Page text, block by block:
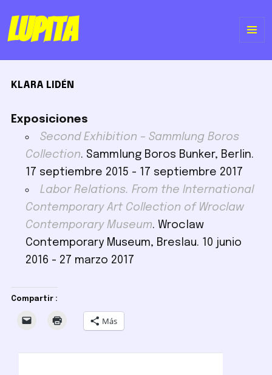
Lupita
KLARA LIDÉN
Exposiciones
Second Exhibition – Sammlung Boros
Collection. Sammlung Boros Bunker, Berlin.
17 septiembre 2015 - 17 septiembre 2017
Labor Relations. From the International
Contemporary Art Collection of Wroclaw
Contemporary Museum. Wroclaw
Contemporary Museum, Breslau. 10 junio
2016 - 27 marzo 2017
Compartir :
Más